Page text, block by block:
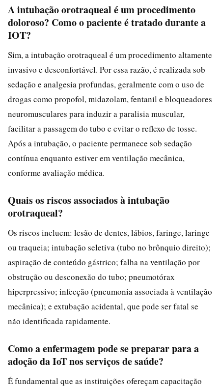
A intubação orotraqueal é um procedimento
doloroso? Como o paciente é tratado durante a
IOT?
Sim, a intubação orotraqueal é um procedimento altamente
invasivo e desconfortável. Por essa razão, é realizada sob
sedação e analgesia profundas, geralmente com o uso de
drogas como propofol, midazolam, fentanil e bloqueadores
neuromusculares para induzir a paralisia muscular,
facilitar a passagem do tubo e evitar o reflexo de tosse.
Após a intubação, o paciente permanece sob sedação
contínua enquanto estiver em ventilação mecânica,
conforme avaliação médica.
Quais os riscos associados à intubação
orotraqueal?
Os riscos incluem: lesão de dentes, lábios, faringe, laringe
ou traqueia; intubação seletiva (tubo no brônquio direito);
aspiração de conteúdo gástrico; falha na ventilação por
obstrução ou desconexão do tubo; pneumotórax
hiperpressivo; infecção (pneumonia associada à ventilação
mecânica); e extubação acidental, que pode ser fatal se
não identificada rapidamente.
Como a enfermagem pode se preparar para a
adoção da IoT nos serviços de saúde?
É fundamental que as instituições ofereçam capacitação